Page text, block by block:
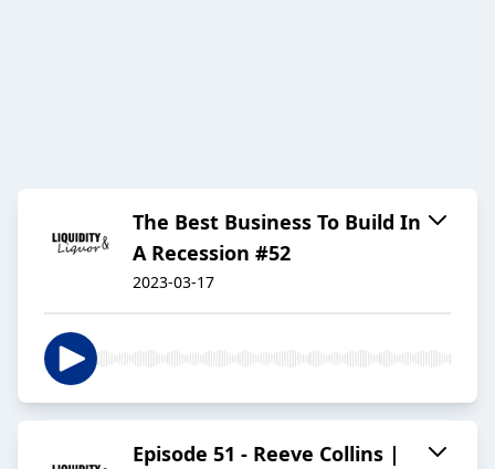
The Best Business To Build In
A Recession #52
2023-03-17
Episode 51 - Reeve Collins |